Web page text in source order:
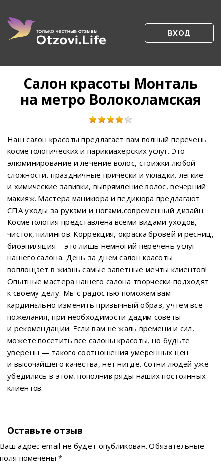
ВХОД
Салон красоты Монталь
на метро Волоколамская
Наш салон красоты предлагает вам полный перечень
косметологических и парикмахерских услуг. Это
элюминирование и лечение волос, стрижки любой
сложности, праздничные прически и укладки, легкие
и химические завивки, выпрямление волос, вечерний
макияж. Мастера маникюра и педикюра предлагают
СПА уходы за руками и ногами,современный дизайн.
Косметология представлена всеми видами уходов,
чисток, пилингов. Коррекция, окраска бровей и ресниц,
биоэпиляция – это лишь немногий перечень услуг
нашего салона. День за днем салон красоты
воплощает в жизнь самые заветные мечты клиентов!
Опытные мастера нашего салона творчески подходят
к своему делу. Мы с радостью поможем вам
кардинально изменить привычный образ, учтем все
пожелания, при необходимости дадим советы
и рекомендации. Если вам не жаль времени и сил,
можете посетить все салоны красоты, но будьте
уверены — такого соотношения умеренных цен
и высочайшего качества, нет нигде. Сотни людей уже
убедились в этом, пополнив ряды наших постоянных
клиентов.
Оставьте отзыв
Ваш адрес email не будет опубликован. Обязательные
поля помечены*